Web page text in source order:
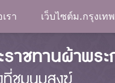
รา เว็บไซต์ม.กรุงเทพ